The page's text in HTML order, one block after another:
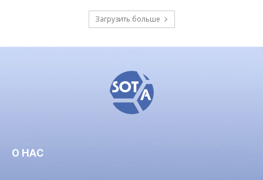
Загрузить больше
О НАС